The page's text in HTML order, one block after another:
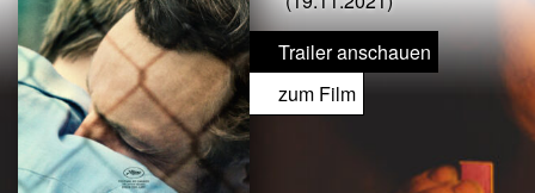
Trailer anschauen
zum Film